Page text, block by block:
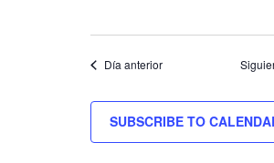
Día anterior
SUBSCRIBE TO